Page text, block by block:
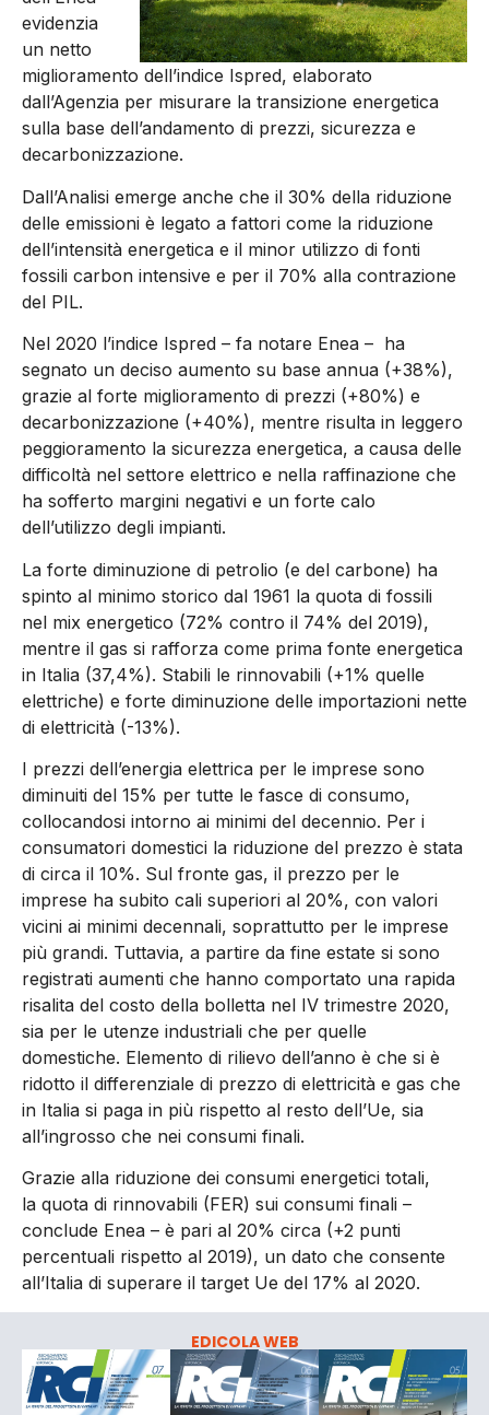
evidenzia
un netto
miglioramento dell’indice Ispred, elaborato
dall’Agenzia per misurare la transizione energetica
sulla base dell’andamento di prezzi, sicurezza e
decarbonizzazione.
Dall’Analisi emerge anche che il 30% della riduzione
delle emissioni è legato a fattori come la riduzione
dell’intensità energetica e il minor utilizzo di fonti
fossili carbon intensive e per il 70% alla contrazione
del PIL.
Nel 2020 l’indice Ispred – fa notare Enea – ha
segnato un deciso aumento su base annua (+38%),
grazie al forte miglioramento di prezzi (+80%) e
decarbonizzazione (+40%), mentre risulta in leggero
peggioramento la sicurezza energetica, a causa delle
difficoltà nel settore elettrico e nella raffinazione che
ha sofferto margini negativi e un forte calo
dell’utilizzo degli impianti.
La forte diminuzione di petrolio (e del carbone) ha
spinto al minimo storico dal 1961 la quota di fossili
nel mix energetico (72% contro il 74% del 2019),
mentre il gas si rafforza come prima fonte energetica
in Italia (37,4%). Stabili le rinnovabili (+1% quelle
elettriche) e forte diminuzione delle importazioni nette
di elettricità (-13%).
I prezzi dell’energia elettrica per le imprese sono
diminuiti del 15% per tutte le fasce di consumo,
collocandosi intorno ai minimi del decennio. Per i
consumatori domestici la riduzione del prezzo è stata
di circa il 10%. Sul fronte gas, il prezzo per le
imprese ha subito cali superiori al 20%, con valori
vicini ai minimi decennali, soprattutto per le imprese
più grandi. Tuttavia, a partire da fine estate si sono
registrati aumenti che hanno comportato una rapida
risalita del costo della bolletta nel IV trimestre 2020,
sia per le utenze industriali che per quelle
domestiche. Elemento di rilievo dell’anno è che si è
ridotto il differenziale di prezzo di elettricità e gas che
in Italia si paga in più rispetto al resto dell’Ue, sia
all’ingrosso che nei consumi finali.
Grazie alla riduzione dei consumi energetici totali,
la quota di rinnovabili (FER) sui consumi finali –
conclude Enea – è pari al 20% circa (+2 punti
percentuali rispetto al 2019), un dato che consente
all’Italia di superare il target Ue del 17% al 2020.
EDICOLA WEB